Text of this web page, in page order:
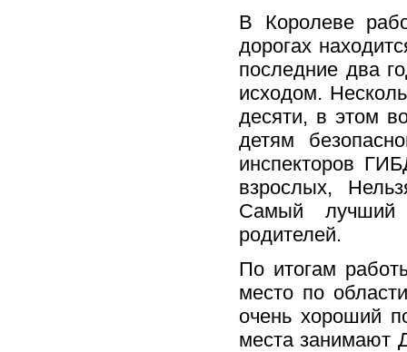
В Королеве
дорогах
последние два
исходом.
десяти, в этом
детям
инспекторов
взрослых,
Самый лучший
родителей.
По итогам
место по
очень хороший
места занимают